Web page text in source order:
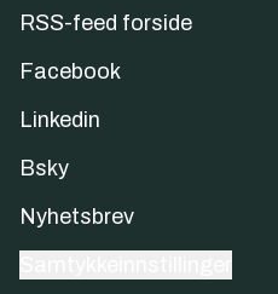
RSS-feed forside
Facebook
Linkedin
Bsky
Nyhetsbrev